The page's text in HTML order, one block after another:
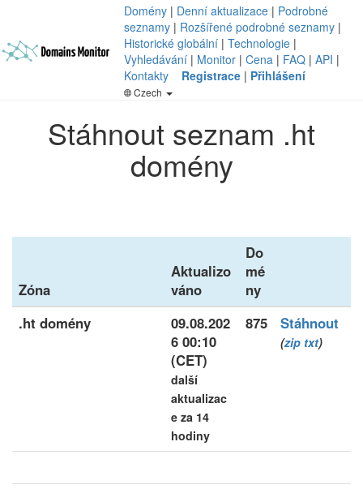
Domény | Denní aktualizace | Podrobné
seznamy | Rozšířené podrobné seznamy |
Historické globální | Technologie |
Vyhledávání | Monitor | Cena | FAQ | API |
Kontakty
Registrace | Přihlášení
Czech
Stáhnout seznam .ht
domény
Zóna
Aktualizo
váno
Do
mé
ny
.ht domény
09.08.202
6 00:10
(CET)
další
aktualizac
e za 14
hodiny
875 Stáhnout
(zip txt)